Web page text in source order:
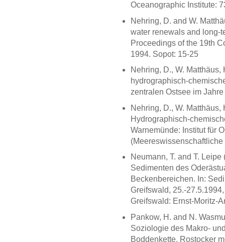
Oceanographic Institute:
Nehring, D. and W.
water renewals and long-
Proceedings of the 19th
1994. Sopot: 15-25
Nehring, D., W.
hydrographisch-
zentralen Ostsee im
Nehring, D., W.
Hydrographisch-
Warnemünde: Institut für
(Meereswissenschaftliche
Neumann, T. and T.
Sedimenten des
Beckenbereichen. In:
Greifswald, 25.-
Greifswald: Ernst-Moritz-
Pankow, H. and N.
Soziologie des Makro-
Boddenkette. Rostocker